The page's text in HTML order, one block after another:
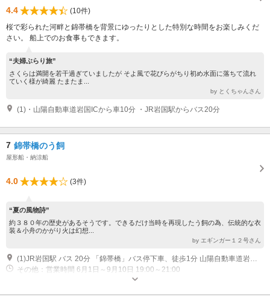
4.4
(10件)
桜で彩られた河畔と錦帯橋を背景にゆったりとした特別な時間をお楽しみくだ
さい。 船上でのお食事もできます。
“夫婦ぶらり旅”
さくらは満開を若干過ぎていましたが そよ風で花びらがちり初め水面に落ちて流れ
ていく様が綺麗 たまたま...
by とくちゃんさん
(1)・山陽自動車道岩国ICから車10分 ・JR岩国駅からバス20分
7 錦帯橋のう飼
屋形船・納涼船
4.0 (3件)
“夏の風物詩”
約３８０年の歴史があるそうです。できるだけ当時を再現したう飼の為、伝統的な衣
装＆小舟のかがり火は幻想...
by エギンガー１２号さん
その他：営業時間 6月1日～9月10日 19:00～21:00